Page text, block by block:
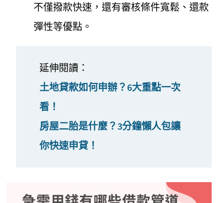
不僅撥款快速，還有審核條件寬鬆、還款
彈性等優點。
延伸閱讀：
土地貸款如何申辦？6大重點一次
看！
房屋二胎是什麼？3分鐘懶人包讓
你快速申貸！